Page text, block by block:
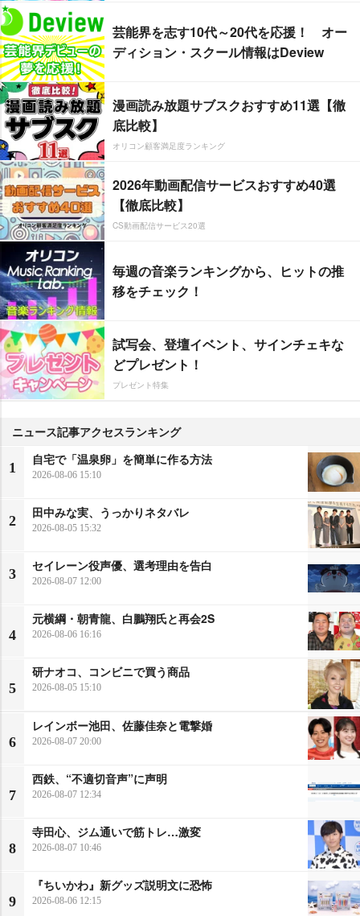
芸能界を志す10代～20代を応援！ オー
ディション・スクール情報はDeview
漫画読み放題サブスクおすすめ11選【徹
底比較】
オリコン顧客満足度ランキング
2026年動画配信サービスおすすめ40選
【徹底比較】
CS動画配信サービス20選
毎週の音楽ランキングから、ヒットの推
移をチェック！
試写会、登壇イベント、サインチェキな
どプレゼント！
プレゼント特集
ニュース記事アクセスランキング
1
自宅で「温泉卵」を簡単に作る方法
2026-08-06 15:10
2
田中みな実、うっかりネタバレ
2026-08-05 15:32
3
セイレーン役声優、選考理由を告白
2026-08-07 12:00
4
元横綱・朝青龍、白鵬翔氏と再会2S
2026-08-06 16:16
5
研ナオコ、コンビニで買う商品
2026-08-05 15:10
6
レインボー池田、佐藤佳奈と電撃婚
2026-08-07 20:00
7
西鉄、“不適切音声”に声明
2026-08-07 12:34
8
寺田心、ジム通いで筋トレ…激変
2026-08-07 10:46
9
『ちいかわ』新グッズ説明文に恐怖
2026-08-06 12:15